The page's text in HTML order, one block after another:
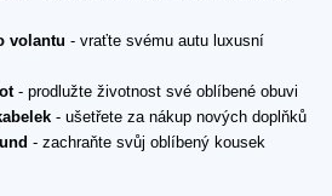
volantu - vraťte svému autu luxusní
- prodlužte životnost své oblíbené obuvi
- ušetřete za nákup nových doplňků
- zachraňte svůj oblíbený kousek